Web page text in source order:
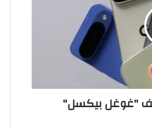
"غوغل بيكسل"